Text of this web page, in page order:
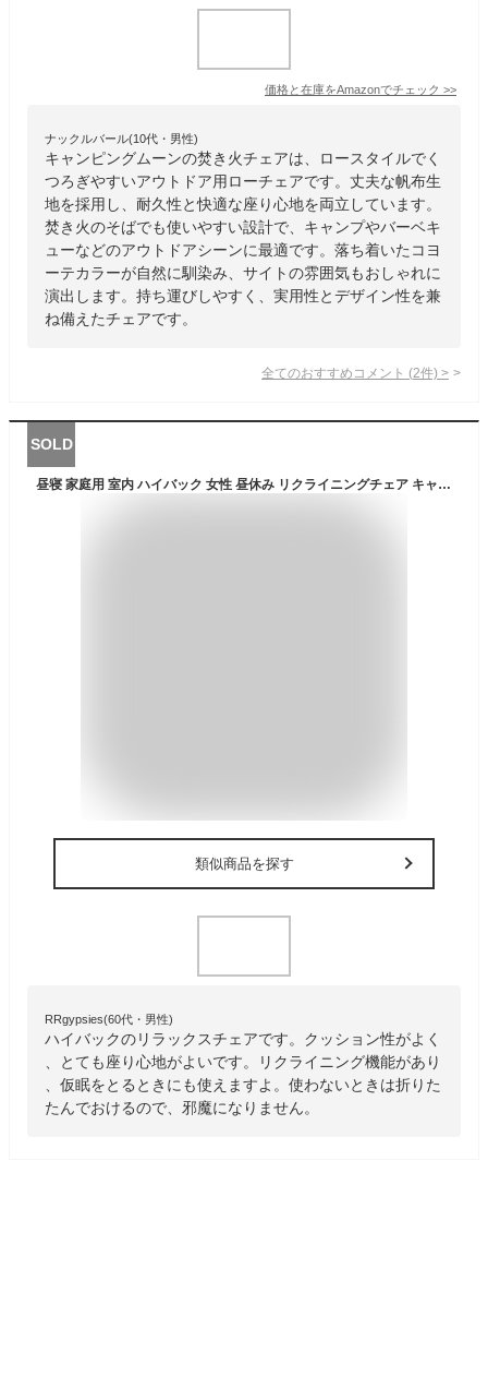
価格と在庫をAmazonでチェック >>
ナックルバール(10代・男性)
キャンピングムーンの焚き火チェアは、ロースタイルでく
つろぎやすいアウトドア用ローチェアです。丈夫な帆布生
地を採用し、耐久性と快適な座り心地を両立しています。
焚き火のそばでも使いやすい設計で、キャンプやバーベキ
ューなどのアウトドアシーンに最適です。落ち着いたコヨ
ーテカラーが自然に馴染み、サイトの雰囲気もおしゃれに
演出します。持ち運びしやすく、実用性とデザイン性を兼
ね備えたチェアです。
全てのおすすめコメント (2件) >
SOLD
昼寝 家庭用 室内 ハイバック 女性 昼休み リクライニングチェア キャンプ用 仮眠 サイドポケット 背もたれ レジャーチェア チェア 子ども 折りたたみ おしゃれ 3段階調整 リラックス 椅子 収納付き 折りたたみチェア 折り畳み式 肘掛け アウトドア 一人用ソファー オフィス
類似商品を探す
RRgypsies(60代・男性)
ハイバックのリラックスチェアです。クッション性がよく
、とても座り心地がよいです。リクライニング機能があり
、仮眠をとるときにも使えますよ。使わないときは折りた
たんでおけるので、邪魔になりません。